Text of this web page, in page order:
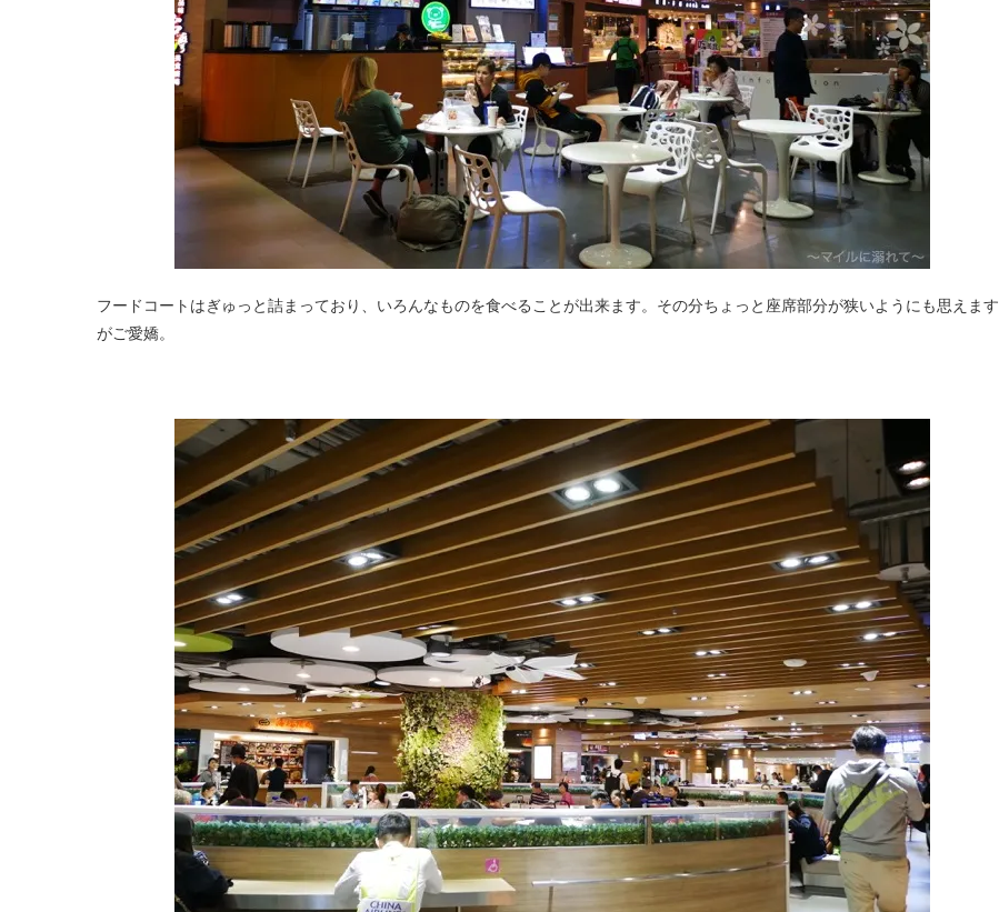
フードコートはぎゅっと詰まっており、いろんなものを食べることが出来ます。その分ちょっと座席部分が狭いようにも思えます
がご愛嬌。